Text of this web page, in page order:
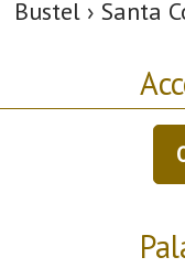
Bustel › Santa